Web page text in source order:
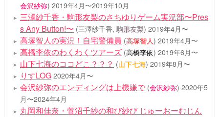
会沢紗弥) 2019年4月〜2019年10月
三澤紗千香・駒形友梨のさちゆりゲーム実況部〜Pres
s Any Button!〜 (三澤紗千香,駒形友梨) 2019年4月〜
高塚智人の実況！自宅警備員 (高塚智人) 2019年4月〜
高橋李依のわくわくツアーズ (高橋李依) 2019年6月〜
山下七海のココどこ？？？ (山下七海) 2019年8月〜
りすLOG 2020年4月〜
会沢紗弥のエンディングは上機嫌で (会沢紗弥) 2020年5
月〜2024年4月
丸岡和佳奈・菅沼千紗の和び紗び じゅーおーむじん